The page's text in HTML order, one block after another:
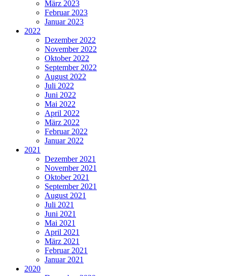
März 2023
Februar 2023
Januar 2023
2022
Dezember 2022
November 2022
Oktober 2022
September 2022
August 2022
Juli 2022
Juni 2022
Mai 2022
April 2022
März 2022
Februar 2022
Januar 2022
2021
Dezember 2021
November 2021
Oktober 2021
September 2021
August 2021
Juli 2021
Juni 2021
Mai 2021
April 2021
März 2021
Februar 2021
Januar 2021
2020